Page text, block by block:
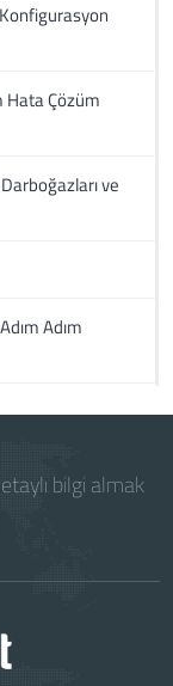
Hata Çözüm
ve
Adım
bilgi almak